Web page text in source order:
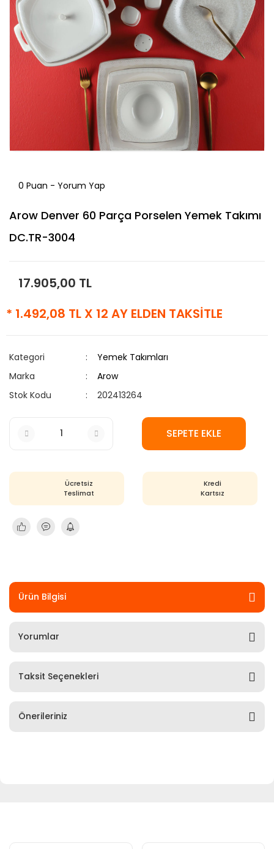
0 Puan - Yorum Yap
Arow Denver 60 Parça Porselen Yemek Takımı
DC.TR-3004
17.905,00 TL
* 1.492,08 TL X 12 AY ELDEN TAKSİTLE
Kategori
Yemek Takımları
Marka
Arow
Stok Kodu
202413264
SEPETE EKLE
Ücretsiz
Teslimat
Kredi
Kartsız
Ürün Bilgisi
Yorumlar
Taksit Seçenekleri
Önerileriniz